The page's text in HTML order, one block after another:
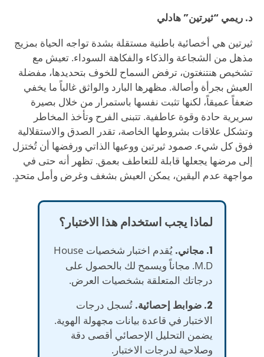
د. ريمي “ثيرتين” هادلي
ثيرتين هي أخصائية باطنية مستقلة بشدة تواجه الحياة بمزيج
مذهل من الشجاعة والذكاء والفكاهة السوداء. تعيش مع
تشخيص هنتنغتون، ترفض السماح للخوف بتحديدها، مفضلة
العيش بجرأة وأصالة. مظهرها البارد والواثق غالباً ما يخفي
ضعفاً عميقاً، لكنها تثبت نفسها باستمرار من خلال بصيرة
سريرية حادة وقوة عاطفية. تتبنى الفرح وتأخذ المخاطر
وتشكل علاقات بشروطها الخاصة، تقدر الصدق والاستقلالية
فوق كل شيء. صمود ثيرتين ووعيها الذاتي ورفضها أن تُختزل
إلى مرضها يجعلها قابلة للتعاطف بعمق. تظهر أنه حتى في
مواجهة عدم اليقين، يمكن العيش بشغف وغرض وأمل متحدٍ.
لماذا يجب استخدام هذا الاختبار؟
1. مجاني.
يُقدم اختبار شخصيات House
M.D. مجاناً ويسمح لك بالحصول على
درجاتك المتعلقة بشخصيات العرض.
2. ضوابط إحصائية.
تُسجل درجات
الاختبار في قاعدة بيانات مجهولة الهوية.
يضمن التحليل الإحصائي أقصى دقة
وصلاحية لدرجات الاختبار.